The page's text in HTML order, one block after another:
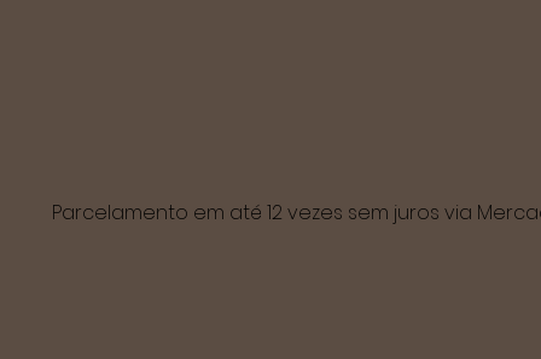
Parcelamento em até 12 vezes sem juros via